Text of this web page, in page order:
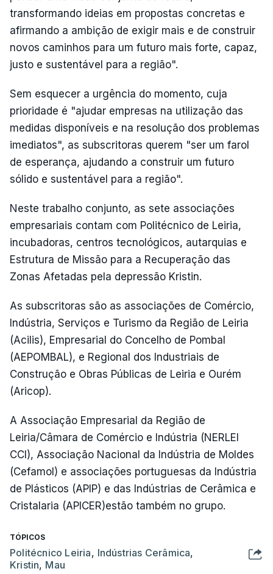
transformando ideias em propostas concretas e
afirmando a ambição de exigir mais e de construir
novos caminhos para um futuro mais forte, capaz,
justo e sustentável para a região".
Sem esquecer a urgência do momento, cuja
prioridade é "ajudar empresas na utilização das
medidas disponíveis e na resolução dos problemas
imediatos", as subscritoras querem "ser um farol
de esperança, ajudando a construir um futuro
sólido e sustentável para a região".
Neste trabalho conjunto, as sete associações
empresariais contam com Politécnico de Leiria,
incubadoras, centros tecnológicos, autarquias e
Estrutura de Missão para a Recuperação das
Zonas Afetadas pela depressão Kristin.
As subscritoras são as associações de Comércio,
Indústria, Serviços e Turismo da Região de Leiria
(Acilis), Empresarial do Concelho de Pombal
(AEPOMBAL), e Regional dos Industriais de
Construção e Obras Públicas de Leiria e Ourém
(Aricop).
A Associação Empresarial da Região de
Leiria/Câmara de Comércio e Indústria (NERLEI
CCI), Associação Nacional da Indústria de Moldes
(Cefamol) e associações portuguesas da Indústria
de Plásticos (APIP) e das Indústrias de Cerâmica e
Cristalaria (APICER)estão também no grupo.
TÓPICOS
Politécnico Leiria, Indústrias Cerâmica,
Kristin, Mau